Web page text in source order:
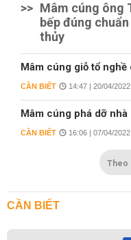
>> Mâm cúng ông
bếp đúng
thủy
Mâm cúng giỗ tổ
CẦN BIẾT 14:47 | 20/04/2022
Mâm cúng phá dỡ
CẦN BIẾT 16:06 | 07/04/2022
Theo
CẦN BIẾT